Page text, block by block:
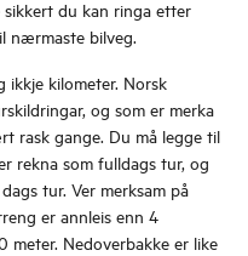
du kan ringa etter
nærmaste bilveg.
ikkje kilometer. Norsk
og som er merka
rask gange. Du må legge til
rekna som fulldags tur, og
tur. Ver merksam på
er annleis enn 4
meter. Nedoverbakke er like